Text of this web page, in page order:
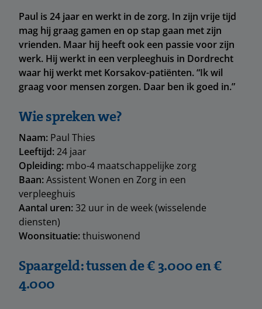
Paul is 24 jaar en werkt in de zorg. In zijn vrije tijd
mag hij graag gamen en op stap gaan met zijn
vrienden. Maar hij heeft ook een passie voor zijn
werk. Hij werkt in een verpleeghuis in Dordrecht
waar hij werkt met Korsakov-patiënten. “Ik wil
graag voor mensen zorgen. Daar ben ik goed in.”
Wie spreken we?
Naam: Paul Thies
Leeftijd:24 jaar
Opleiding: mbo-4 maatschappelijke zorg
Baan:Assistent Wonen en Zorg in een
verpleeghuis
Aantal uren:32 uur in de week (wisselende
diensten)
Woonsituatie:thuiswonend
Spaargeld: tussen de € 3.000 en €
4.000